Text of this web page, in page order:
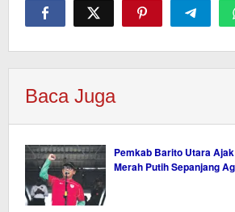
Baca Juga
Pemkab Barito Utara
Merah Putih Sepanjang